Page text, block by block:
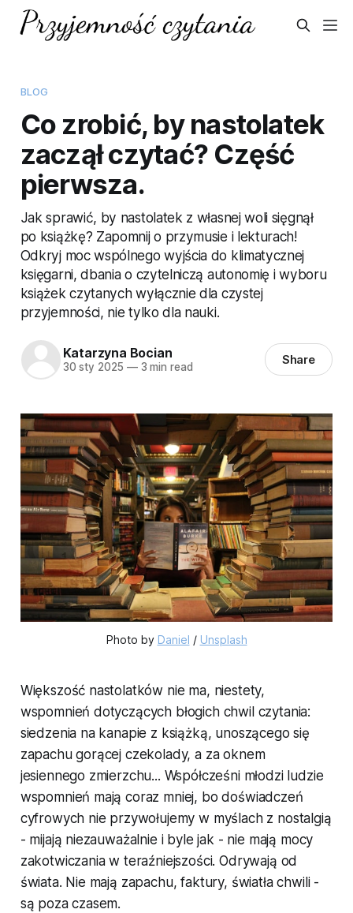
BLOG
Co zrobić, by nastolatek
zaczął czytać? Część
pierwsza.
Jak sprawić, by nastolatek z własnej woli sięgnął
po książkę? Zapomnij o przymusie i lekturach!
Odkryj moc wspólnego wyjścia do klimatycznej
księgarni, dbania o czytelniczą autonomię i wyboru
książek czytanych wyłącznie dla czystej
przyjemności, nie tylko dla nauki.
Katarzyna Bocian
30 sty 2025 —3 min read Share
Photo by Daniel / Unsplash
Większość nastolatków nie ma, niestety,
wspomnień dotyczących błogich chwil czytania:
siedzenia na kanapie z książką, unoszącego się
zapachu gorącej czekolady, a za oknem
jesiennego zmierzchu... Współcześni młodzi ludzie
wspomnień mają coraz mniej, bo doświadczeń
cyfrowych nie przywołujemy w myślach z nostalgią
- mijają niezauważalnie i byle jak - nie mają mocy
zakotwiczania w teraźniejszości. Odrywają od
świata. Nie mają zapachu, faktury, światła chwili -
są poza czasem.